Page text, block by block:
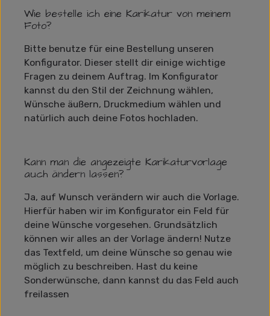
Wie bestelle ich eine Karikatur von meinem
Foto?
Bitte benutze für eine Bestellung unseren
Konfigurator. Dieser stellt dir einige wichtige
Fragen zu deinem Auftrag. Im Konfigurator
kannst du den Stil der Zeichnung wählen,
Wünsche äußern, Druckmedium wählen und
natürlich auch deine Fotos hochladen.
Kann man die angezeigte Karikaturvorlage
auch ändern lassen?
Ja, auf Wunsch verändern wir auch die Vorlage.
Hierfür haben wir im Konfigurator ein Feld für
deine Wünsche vorgesehen. Grundsätzlich
können wir alles an der Vorlage ändern! Nutze
das Textfeld, um deine Wünsche so genau wie
möglich zu beschreiben. Hast du keine
Sonderwünsche, dann kannst du das Feld auch
freilassen